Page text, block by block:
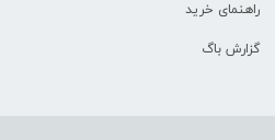
راهنمای خرید
گزارش باگ